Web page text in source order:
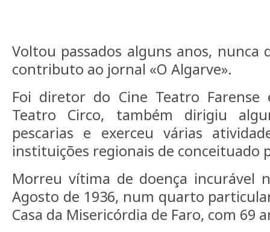
Voltou passados alguns anos, nunca
contributo ao jornal «O Algarve».
Foi diretor do Cine Teatro Farense
Teatro Circo, também dirigiu
pescarias e exerceu várias
instituições regionais de conceituado
Morreu vítima de doença incurável
Agosto de 1936, num quarto
Casa da Misericórdia de Faro, com 69